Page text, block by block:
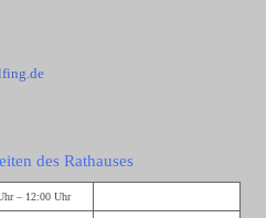
des Rathauses
– 12:00 Uhr